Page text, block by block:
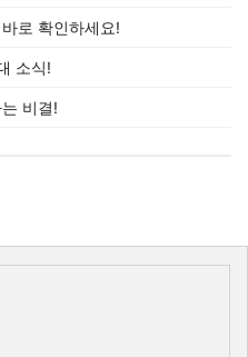
로 확인하세요!
소식!
비결!